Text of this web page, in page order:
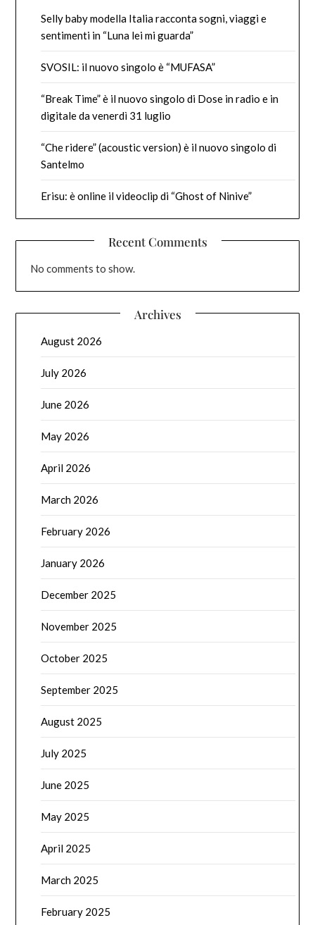
Selly baby modella Italia racconta sogni, viaggi e
sentimenti in “Luna lei mi guarda”
SVOSIL: il nuovo singolo è “MUFASA”
“Break Time” è il nuovo singolo di Dose in radio e in
digitale da venerdì 31 luglio
“Che ridere” (acoustic version) è il nuovo singolo di
Santelmo
Erisu: è online il videoclip di “Ghost of Ninive”
Recent Comments
No comments to show.
Archives
August 2026
July 2026
June 2026
May 2026
April 2026
March 2026
February 2026
January 2026
December 2025
November 2025
October 2025
September 2025
August 2025
July 2025
June 2025
May 2025
April 2025
March 2025
February 2025